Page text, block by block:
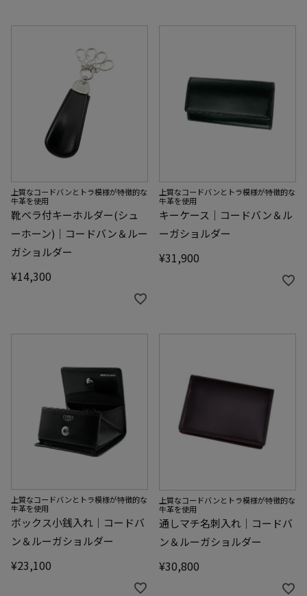
上質なコードバンとトラ模様が特徴的な
牛革を使用
靴ベラ付キーホルダー(シュ
ーホーン)｜コードバン＆ルー
ガショルダー
¥14,300
上質なコードバンとトラ模様が特徴的な
牛革を使用
キーケース｜コードバン＆ル
ーガショルダー
¥31,900
上質なコードバンとトラ模様が特徴的な
牛革を使用
ボックス小銭入れ｜コードバ
ン＆ルーガショルダー
¥23,100
上質なコードバンとトラ模様が特徴的な
牛革を使用
通しマチ名刺入れ｜コードバ
ン＆ルーガショルダー
¥30,800